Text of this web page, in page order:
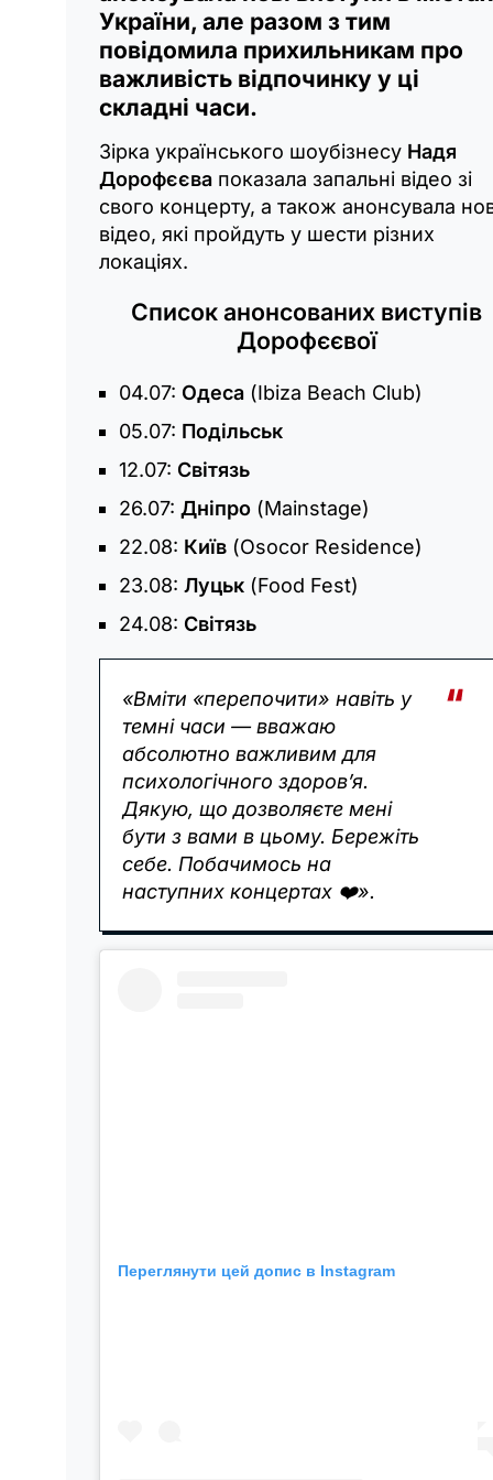
України, але разом з тим
повідомила прихильникам про
важливість відпочинку у ці
складні часи.
Зірка українського шоубізнесу Надя
Дорофєєва показала запальні відео зі
свого концерту, а також анонсувала
відео, які пройдуть у шести різних
локаціях.
Список анонсованих виступів
Дорофєєвої
04.07: Одеса (Ibiza Beach Club)
05.07: Подільськ
12.07: Світязь
26.07: Дніпро (Mainstage)
22.08: Київ (Osocor Residence)
23.08: Луцьк (Food Fest)
24.08: Світязь
«Вміти «перепочити» навіть у
темні часи — вважаю
абсолютно важливим для
психологічного здоров’я.
Дякую, що дозволяєте мені
бути з вами в цьому. Бережіть
себе. Побачимось на
наступних концертах ❤️».
Переглянути цей допис в Instagram